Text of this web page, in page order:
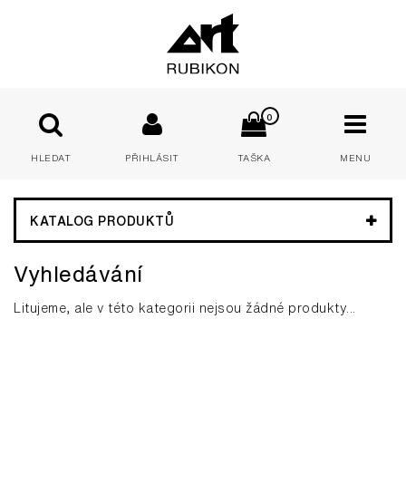
HLEDAT PŘIHLÁSIT
0
TAŠKA MENU
Heslo:
KATALOG PRODUKTŮ
Vyhledávání
Litujeme, ale v této kategorii nejsou žádné produkty...